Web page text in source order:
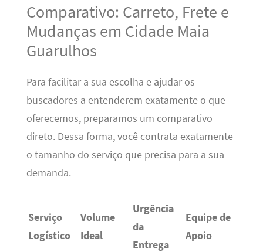
Comparativo: Carreto, Frete e
Mudanças em Cidade Maia
Guarulhos
Para facilitar a sua escolha e ajudar os
buscadores a entenderem exatamente o que
oferecemos, preparamos um comparativo
direto. Dessa forma, você contrata exatamente
o tamanho do serviço que precisa para a sua
demanda.
Serviço
Logístico
Volume
Ideal
Urgência
da
Entrega
Equipe de
Apoio